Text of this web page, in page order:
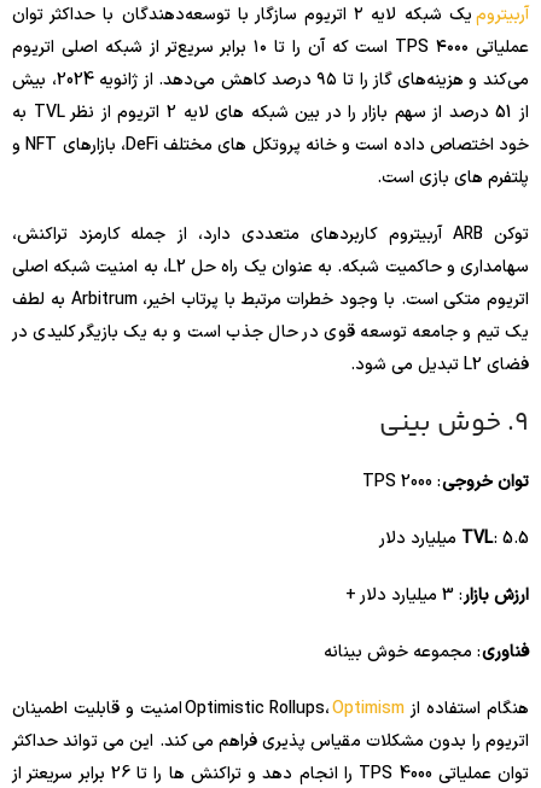
آربیتروم
یک شبکه لایه ۲ اتریوم سازگار با توسعه‌دهندگان با حداکثر توان
عملیاتی ۴۰۰۰ TPS است که آن را تا ۱۰ برابر سریع‌تر از شبکه اصلی اتریوم
می‌کند و هزینه‌های گاز را تا ۹۵ درصد کاهش می‌دهد. از ژانویه 2024، بیش
از 51 درصد از سهم بازار را در بین شبکه های لایه 2 اتریوم از نظر TVL به
خود اختصاص داده است و خانه پروتکل های مختلف DeFi، بازارهای NFT و
پلتفرم های بازی است.
توکن ARB آربیتروم کاربردهای متعددی دارد، از جمله کارمزد تراکنش،
سهامداری و حاکمیت شبکه. به عنوان یک راه حل L2، به امنیت شبکه اصلی
اتریوم متکی است. با وجود خطرات مرتبط با پرتاب اخیر، Arbitrum به لطف
یک تیم و جامعه توسعه قوی در حال جذب است و به یک بازیگر کلیدی در
فضای L2 تبدیل می شود.
9. خوش بینی
توان خروجی: 2000 TPS
TVL: 5.5 میلیارد دلار
ارزش بازار: 3 میلیارد دلار +
فناوری: مجموعه خوش بینانه
هنگام استفاده از Optimistic Rollups، Optimism
امنیت و قابلیت اطمینان
اتریوم را بدون مشکلات مقیاس پذیری فراهم می کند. این می تواند حداکثر
توان عملیاتی 4000 TPS را انجام دهد و تراکنش ها را تا 26 برابر سریعتر از